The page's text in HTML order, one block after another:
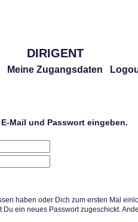
DIRIGENT
Meine Zugangsdaten
Mail und Passwort eingeben.
haben oder Dich zum ersten Mal
Du ein neues Passwort zugeschickt.